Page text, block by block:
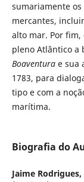
sumariamente
mercantes,
alto mar. Por fim,
pleno Atlântico a
Boaventurae sua
1783, para
tipo e com a
marítima.
Biografia do
Jaime Rodrigues,